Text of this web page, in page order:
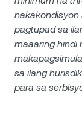
pagtupad sa
maaaring hindi
sa ilang
para sa